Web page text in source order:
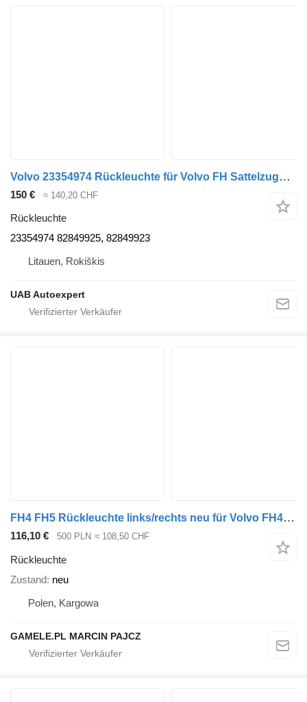
Volvo 23354974 Rückleuchte für Volvo FH Sattelzugmaschine
150 € ≈ 140,20 CHF
Rückleuchte
23354974 82849925, 82849923
Litauen, Rokiškis
UAB Autoexpert
FH4 FH5 Rückleuchte links/rechts neu für Volvo FH4 FH5 Sattelzugmaschine
116,10 € 500 PLN ≈ 108,50 CHF
Rückleuchte
Zustand neu
Polen, Kargowa
GAMELE.PL MARCIN PAJCZ